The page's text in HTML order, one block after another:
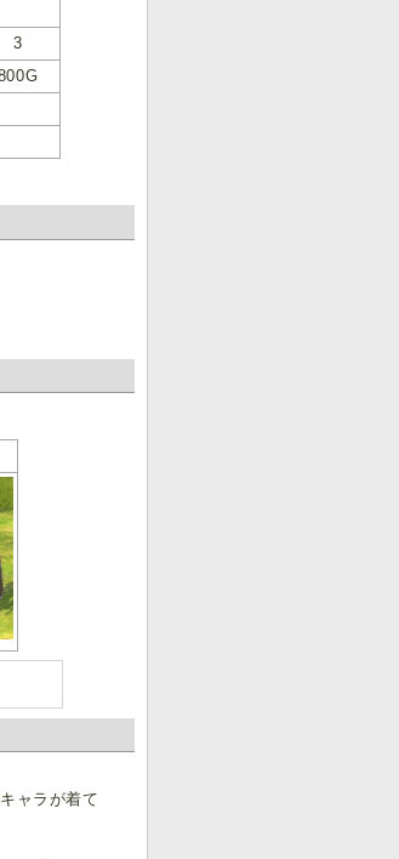
3
ャラが着て